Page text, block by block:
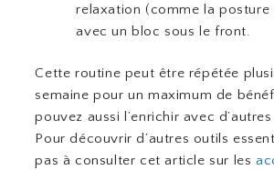
relaxation (comme la posture
avec un bloc sous le front.
Cette routine peut être répétée
semaine pour un maximum de
pouvez aussi l’enrichir avec
Pour découvrir d’autres outils
pas à consulter cet article sur les